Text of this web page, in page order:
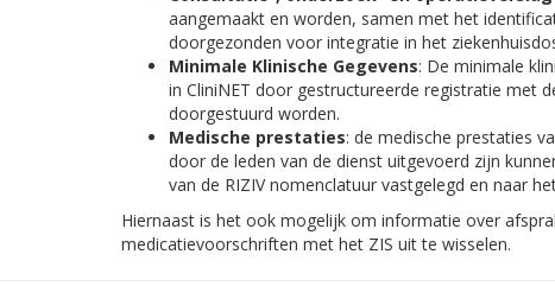
aangemaakt en worden, samen met het
doorgezonden voor integratie in het
Minimale Klinische Gegevens: De minimale
in CliniNET door gestructureerde registratie met
doorgestuurd worden.
Medische prestaties: de medische prestaties
door de leden van de dienst uitgevoerd zijn
van de RIZIV nomenclatuur vastgelegd en naar
Hiernaast is het ook mogelijk om informatie over
medicatievoorschriften met het ZIS uit te wisselen.